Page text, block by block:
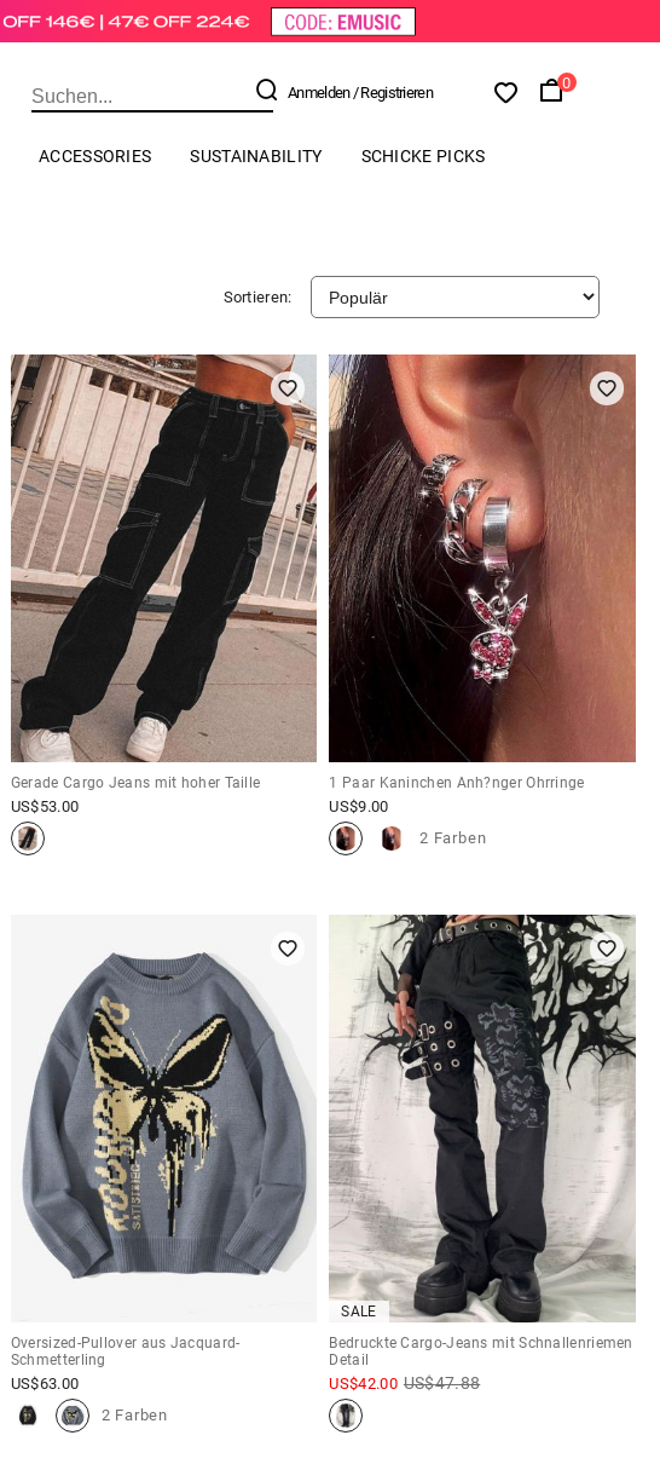
Anmelden/ Registrieren
0
ACCESSORIES SUSTAINABILITY SCHICKE PICKS
Sortieren:
Gerade Cargo Jeans mit hoher Taille
US$53.00
1 Paar Kaninchen Anh?nger Ohrringe
US$9.00
2 Farben
Oversized-Pullover aus Jacquard-
Schmetterling
US$63.00
2 Farben
SALE
Bedruckte Cargo-Jeans mit Schnallenriemen
Detail
US$42.00 US$47.88